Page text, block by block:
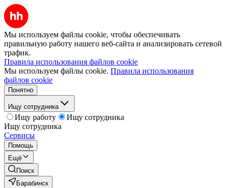
Мы используем файлы cookie, чтобы обеспечивать
правильную работу нашего веб-сайта и анализировать сетевой
трафик.
Правила использования файлов cookie
Мы используем файлы cookie. Правила использования
файлов cookie
Понятно
Ищу сотрудника
Ищу работу
Ищу сотрудника
Ищу сотрудника
Сервисы
Помощь
Ещё
Поиск
Барабинск